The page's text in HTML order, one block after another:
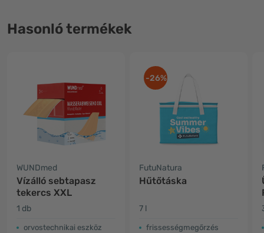
Hasonló termékek
WUNDmed
Vízálló sebtapasz
tekercs XXL
1 db
orvostechnikai eszköz
-26%
FutuNatura
Hűtőtáska
7 l
frissességmegőrzés